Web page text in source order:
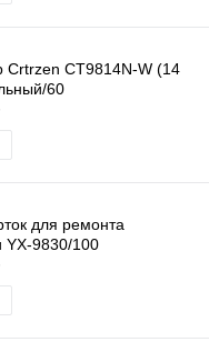
Crtrzen CT9814N-W (14
60
для ремонта
YX-9830/100